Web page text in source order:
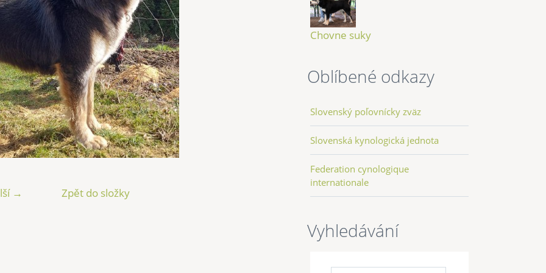
→ Zpět do složky
Chovne suky
Oblíbené odkazy
Slovenský poľovnícky zväz
Slovenská kynologická jednota
Federation cynologique
internationale
Vyhledávání